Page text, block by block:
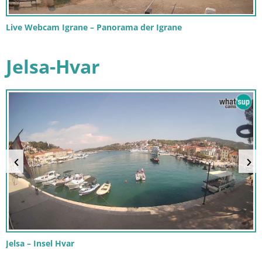
Live Webcam Igrane – Panorama der Igrane
Jelsa-Hvar
Jelsa – Insel Hvar